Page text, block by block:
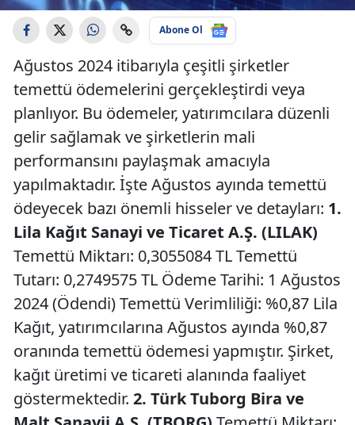
Abone Ol
Ağustos 2024 itibarıyla çeşitli şirketler
temettü ödemelerini gerçekleştirdi veya
planlıyor. Bu ödemeler, yatırımcılara düzenli
gelir sağlamak ve şirketlerin mali
performansını paylaşmak amacıyla
yapılmaktadır. İşte Ağustos ayında temettü
ödeyecek bazı önemli hisseler ve detayları: 1.
Lila Kağıt Sanayi ve Ticaret A.Ş. (LILAK)
Temettü Miktarı: 0,3055084 TL Temettü
Tutarı: 0,2749575 TL Ödeme Tarihi: 1 Ağustos
2024 (Ödendi) Temettü Verimliliği: %0,87 Lila
Kağıt, yatırımcılarına Ağustos ayında %0,87
oranında temettü ödemesi yapmıştır. Şirket,
kağıt üretimi ve ticareti alanında faaliyet
göstermektedir. 2. Türk Tuborg Bira ve